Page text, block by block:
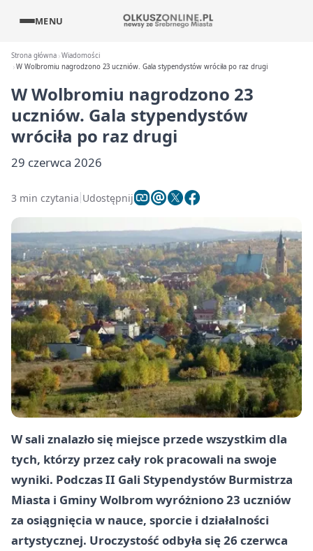
MENU
Strona główna Wiadomości
W Wolbromiu nagrodzono 23 uczniów. Gala stypendystów wróciła po raz drugi
W Wolbromiu nagrodzono 23
uczniów. Gala stypendystów
wróciła po raz drugi
29 czerwca 2026
3 min czytania Udostępnij
W sali znalazło się miejsce przede wszystkim dla
tych, którzy przez cały rok pracowali na swoje
wyniki. Podczas II Gali Stypendystów Burmistrza
Miasta i Gminy Wolbrom wyróżniono 23 uczniów
za osiągnięcia w nauce, sporcie i działalności
artystycznej. Uroczystość odbyła się 26 czerwca